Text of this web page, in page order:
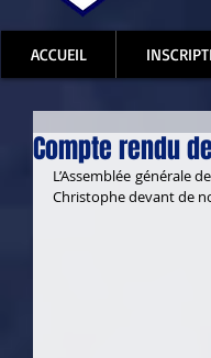
ACCUEIL
Compte rendu
L’Assemblée générale
Christophe devant de